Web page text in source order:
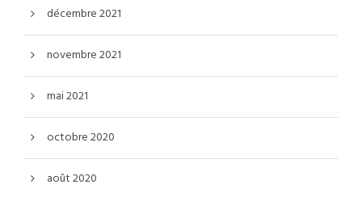
décembre 2021
novembre 2021
mai 2021
octobre 2020
août 2020